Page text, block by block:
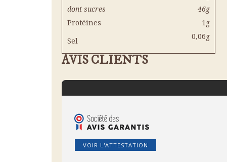
dont sucres
46g
Protéines
1g
Sel
0,06g
AVIS CLIENTS
VOIR L'ATTESTATION